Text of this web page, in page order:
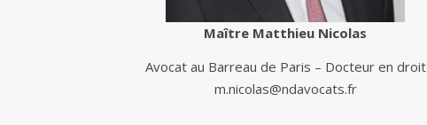
Maître Matthieu Nicolas
Avocat au Barreau de Paris – Docteur en droit
m.nicolas@ndavocats.fr